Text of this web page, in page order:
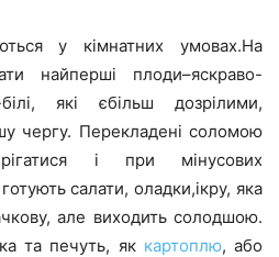
у кімнатних умовах.На
найперші плоди–яскраво-
які єбільш дозрілими,
чергу. Перекладені соломою
і при мінусових
салати, оладки,ікру, яка
але виходить солодшою.
та печуть, як картоплю, або